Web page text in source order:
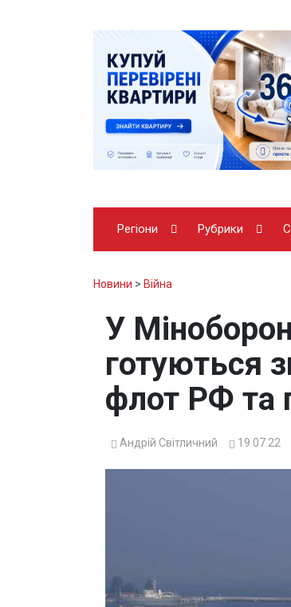
Регіони Рубрики
Новини > Війна
У
готуються
флот РФ та
Андрій Світличний 19.07.22